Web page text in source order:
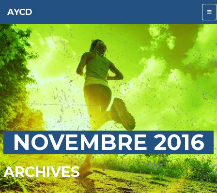
AYCD
NOVEMBRE 2016
ARCHIVES